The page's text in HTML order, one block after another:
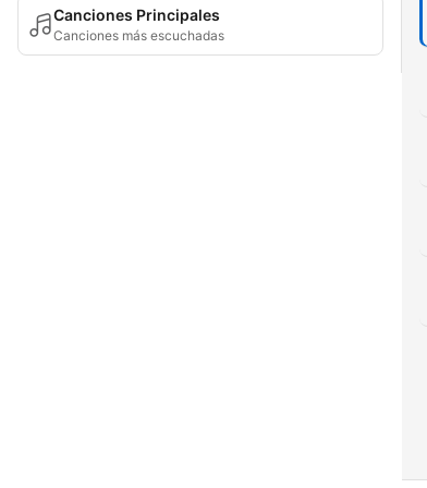
Canciones Principales
Canciones más escuchadas